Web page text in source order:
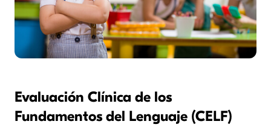
Evaluación Clínica de los
Fundamentos del Lenguaje (CELF)